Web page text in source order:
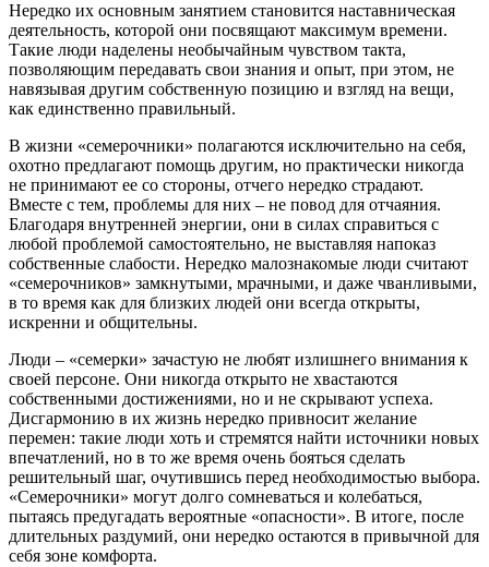
Нередко их основным занятием становится наставническая
деятельность, которой они посвящают максимум времени.
Такие люди наделены необычайным чувством такта,
позволяющим передавать свои знания и опыт, при этом, не
навязывая другим собственную позицию и взгляд на вещи,
как единственно правильный.
В жизни «семерочники» полагаются исключительно на себя,
охотно предлагают помощь другим, но практически никогда
не принимают ее со стороны, отчего нередко страдают.
Вместе с тем, проблемы для них – не повод для отчаяния.
Благодаря внутренней энергии, они в силах справиться с
любой проблемой самостоятельно, не выставляя напоказ
собственные слабости. Нередко малознакомые люди считают
«семерочников» замкнутыми, мрачными, и даже чванливыми,
в то время как для близких людей они всегда открыты,
искренни и общительны.
Люди – «семерки» зачастую не любят излишнего внимания к
своей персоне. Они никогда открыто не хвастаются
собственными достижениями, но и не скрывают успеха.
Дисгармонию в их жизнь нередко привносит желание
перемен: такие люди хоть и стремятся найти источники новых
впечатлений, но в то же время очень бояться сделать
решительный шаг, очутившись перед необходимостью выбора.
«Семерочники» могут долго сомневаться и колебаться,
пытаясь предугадать вероятные «опасности». В итоге, после
длительных раздумий, они нередко остаются в привычной для
себя зоне комфорта.